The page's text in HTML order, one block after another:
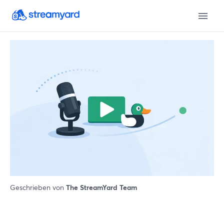
Geschrieben von The StreamYard Team